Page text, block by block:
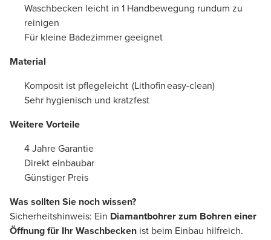
Waschbecken leicht in 1 Handbewegung rundum zu
reinigen
Für kleine Badezimmer geeignet
Material
Komposit ist pflegeleicht (Lithofin easy-clean)
Sehr hygienisch und kratzfest
Weitere Vorteile
4 Jahre Garantie
Direkt einbaubar
Günstiger Preis
Was sollten Sie noch wissen?
Sicherheitshinweis: Ein Diamantbohrer zum Bohren einer
Öffnung für Ihr Waschbecken ist beim Einbau hilfreich.